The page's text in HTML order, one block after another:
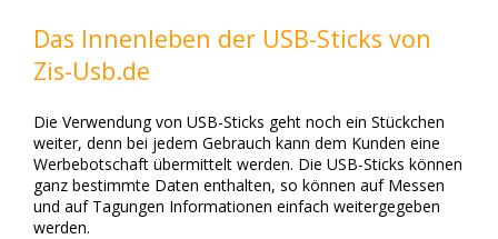
Das Innenleben der USB-Sticks von
Zis-Usb.de
Die Verwendung von USB-Sticks geht noch ein Stückchen
weiter, denn bei jedem Gebrauch kann dem Kunden eine
Werbebotschaft übermittelt werden. Die USB-Sticks können
ganz bestimmte Daten enthalten, so können auf Messen
und auf Tagungen Informationen einfach weitergegeben
werden.